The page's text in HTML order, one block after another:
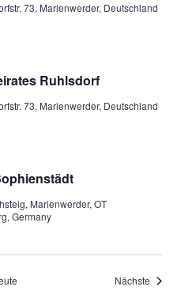
73, Marienwerder, Deutschland
Ruhlsdorf
73, Marienwerder, Deutschland
Marienwerder, OT
Germany
Nächste